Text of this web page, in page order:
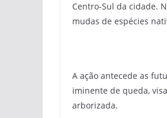
Centro-Sul da cidade.
mudas de espécies
A ação antecede as
iminente de queda,
arborizada.